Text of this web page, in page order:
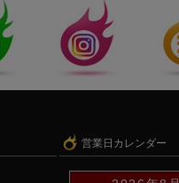
営業日カレンダー